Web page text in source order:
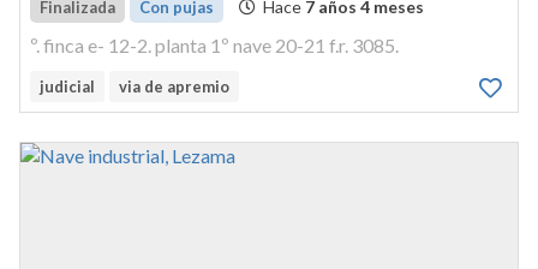
Finalizada Con pujas Hace 7 años 4 meses
º. finca e- 12-2. planta 1º nave 20-21 f.r. 3085.
judicial via de apremio